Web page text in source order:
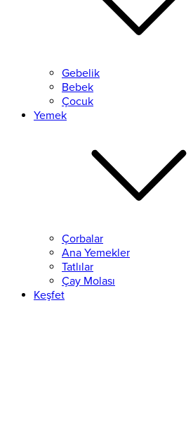
Gebelik
Bebek
Çocuk
Yemek
Çorbalar
Ana Yemekler
Tatlılar
Çay Molası
Keşfet